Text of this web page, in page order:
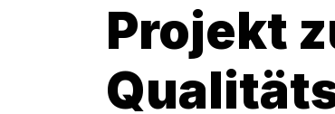
Projekt